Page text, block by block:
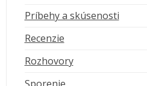
Príbehy a skúsenosti
Recenzie
Rozhovory